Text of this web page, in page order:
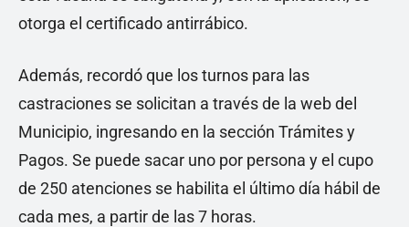
otorga el certificado antirrábico.
Además, recordó que los turnos para las
castraciones se solicitan a través de la web del
Municipio, ingresando en la sección Trámites y
Pagos. Se puede sacar uno por persona y el cupo
de 250 atenciones se habilita el último día hábil de
cada mes, a partir de las 7 horas.